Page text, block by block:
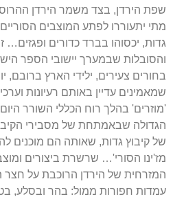
שפת הירדן, בצד משמר הירדן
מתי יתעוררו לפתע המוצבים
גדות, יכסוהו בברד כדורים ופגזים…
והסובלות שבמערך יישובי הספר
בחורים צעירים, ילידי הארץ ברובם,
שמאמינים עדיין באותם רעיונות
'מוזרים' בהלך רוח הכללי השורר
הגדולה שבאמתחת של מסבירי
של קיבוץ גדות, שאותה הם מוכנים
מז'ינו הסורי'… שרשרת ביצורים
המזרחית של הירדן הרוכבת על
עמדות חפורות ממול: בהר ובסלע,